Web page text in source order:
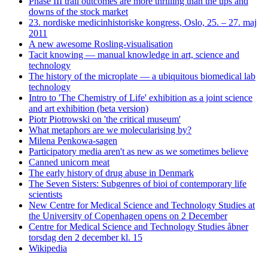
downs of the stock market
23. nordiske medicinhistoriske kongress, Oslo, 25. – 27. maj
2011
A new awesome Rosling-visualisation
Tacit knowing — manual knowledge in art, science and
technology
The history of the microplate — a ubiquitous biomedical lab
technology
Intro to 'The Chemistry of Life' exhibition as a joint science
and art exhibition (beta version)
Piotr Piotrowski on 'the critical museum'
What metaphors are we molecularising by?
Milena Penkowa-sagen
Participatory media aren't as new as we sometimes believe
Canned unicorn meat
The early history of drug abuse in Denmark
The Seven Sisters: Subgenres of bioi of contemporary life
scientists
New Centre for Medical Science and Technology Studies at
the University of Copenhagen opens on 2 December
Centre for Medical Science and Technology Studies åbner
torsdag den 2 december kl. 15
Wikipedia